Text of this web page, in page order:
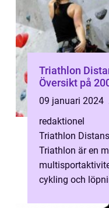
Triathlon
Översikt på
09 januari 2024
redaktionel
Triathlon
Triathlon är en
cykling och